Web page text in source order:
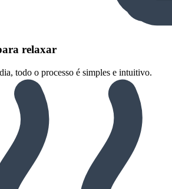
relaxar
todo o processo é simples e intuitivo.